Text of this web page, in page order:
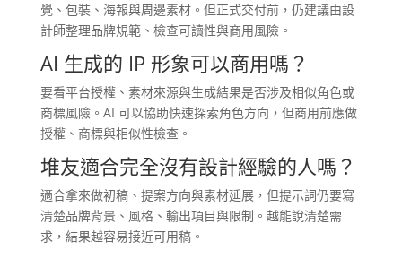
覺、包裝、海報與周邊素材。但正式交付前，仍建議由設
計師整理品牌規範、檢查可讀性與商用風險。
AI 生成的 IP 形象可以商用嗎？
要看平台授權、素材來源與生成結果是否涉及相似角色或
商標風險。AI 可以協助快速探索角色方向，但商用前應做
授權、商標與相似性檢查。
堆友適合完全沒有設計經驗的人嗎？
適合拿來做初稿、提案方向與素材延展，但提示詞仍要寫
清楚品牌背景、風格、輸出項目與限制。越能說清楚需
求，結果越容易接近可用稿。